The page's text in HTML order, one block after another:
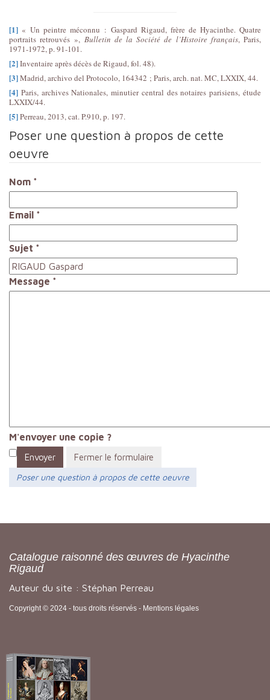
[1] « Un peintre méconnu : Gaspard Rigaud, frère de Hyacinthe. Quatre
portraits retrouvés », Bulletin de la Société de l’Histoire français, Paris,
1971-1972, p. 91-101.
[2]Inventaire après décès de Rigaud, fol. 48).
[3]Madrid, archivo del Protocolo, 164342 ; Paris, arch. nat. MC, LXXIX, 44.
[4] Paris, archives Nationales, minutier central des notaires parisiens, étude
LXXIX/44.
[5]Perreau, 2013, cat. P.910, p. 197.
Poser une question à propos de cette
oeuvre
Nom *
Email *
Sujet *
Message *
M'envoyer une copie ?
Envoyer
Fermer le formulaire
Poser une question à propos de cette oeuvre
Catalogue raisonné des œuvres de Hyacinthe
Rigaud
Auteur du site : Stéphan Perreau
Copyright © 2024 - tous droits réservés - Mentions légales